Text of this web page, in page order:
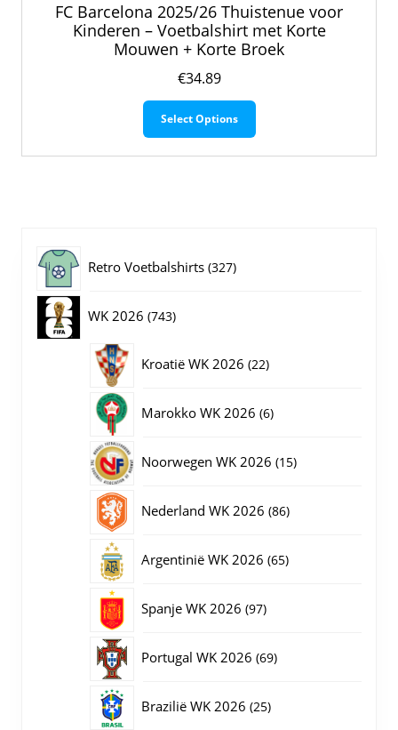
FC Barcelona 2025/26 Thuistenue voor
Kinderen – Voetbalshirt met Korte
Mouwen + Korte Broek
€34.89
Select Options
Dit
Retro Voetbalshirts 327327
WK 2026 743743
Kroatië WK 2026 2222
Marokko WK 2026 66
Noorwegen WK 2026 1515
Nederland WK 2026 8686
Argentinië WK 2026 6565
Spanje WK 2026 9797
Portugal WK 2026 6969
Brazilië WK 2026 2525